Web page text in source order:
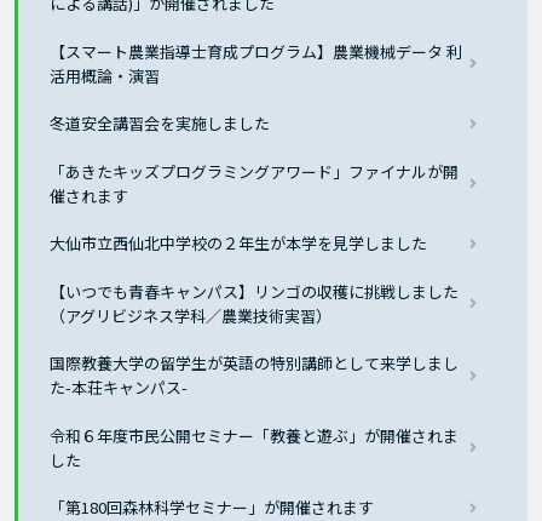
【スマート農業指導士育成プログラム】農業機械データ 利
活用概論・演習
冬道安全講習会を実施しました
「あきたキッズプログラミングアワード」ファイナルが開
催されます
大仙市立西仙北中学校の２年生が本学を見学しました
【いつでも青春キャンパス】リンゴの収穫に挑戦しました
（アグリビジネス学科／農業技術実習）
国際教養大学の留学生が英語の特別講師として来学しまし
た-本荘キャンパス-
令和６年度市民公開セミナー「教養と遊ぶ」が開催されま
した
「第180回森林科学セミナー」が開催されます